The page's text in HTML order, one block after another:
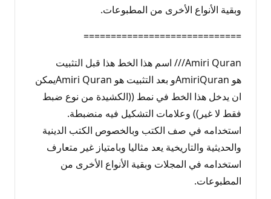
وبقية الأنواع الأخرى من المطبوعات.
=============================
Amiri Quran/// اسم هذا الخط هذا قبل التثبيت
هو AmiriQuranو بعد التثبيت هو Amiri Quranيمكن
ان يدخل هذا الخط في نمط ((الكشيدة من نوع ضبط
فقط لا غير)) وعلامات التشكيل فيه منضبطة.
استخدامه في صف الكتب وبالخصوص الكتب الدينية
والحديثية والتاريخية يعد مثاليا وبامتياز غير متعارف
استخدامه في المجلات وبقية الأنواع الأخرى من
المطبوعات.